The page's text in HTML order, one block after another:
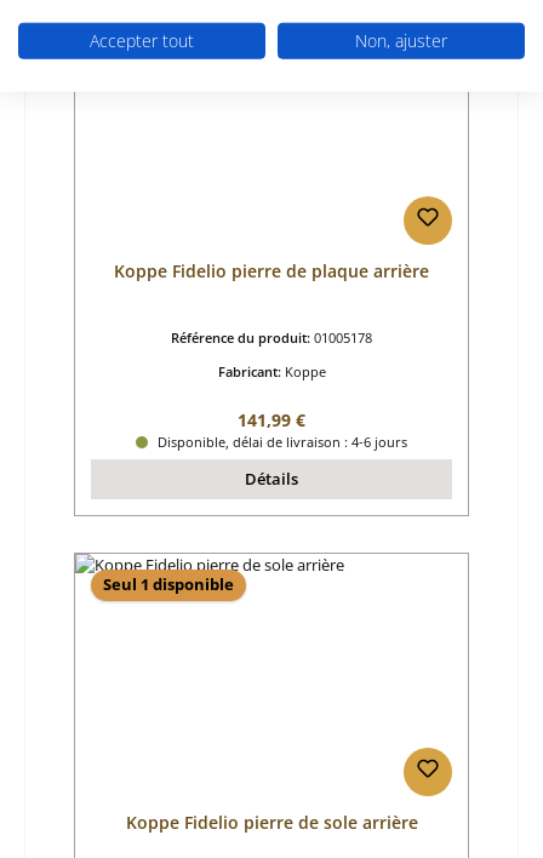
Seul 1 disponible
Koppe Fidelio pierre de plaque arrière
Référence du produit: 01005178
Fabricant: Koppe
Prix régulier :
141,99 €
Disponible, délai de livraison : 4-6 jours
Détails
Seul 1 disponible
Koppe Fidelio pierre de sole arrière
Accepter tout Non, ajuster